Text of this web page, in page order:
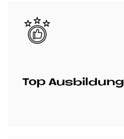
Bild
Top Aus­bil­dung